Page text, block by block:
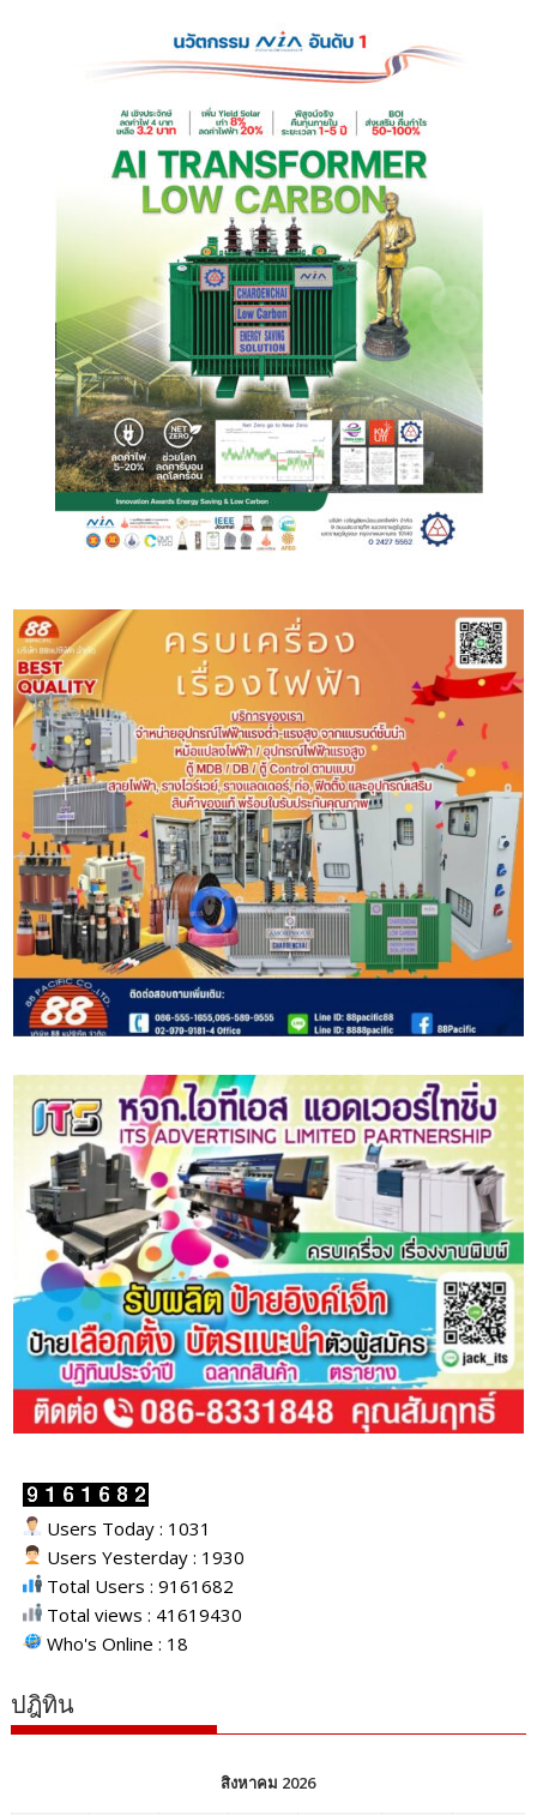
Users Today : 1031
Users Yesterday : 1930
Total Users : 9161682
Total views : 41619430
Who's Online : 18
ปฎิทิน
สิงหาคม 2026